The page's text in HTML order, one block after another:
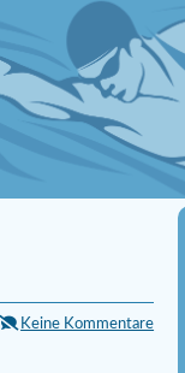
Keine Kommentare